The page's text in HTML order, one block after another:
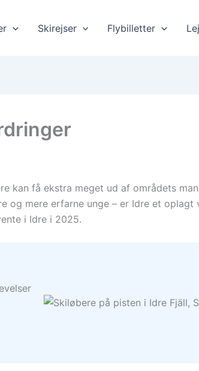
Skirejser Flybilletter
kan få ekstra meget ud af områdets
mere erfarne unge – er Idre et oplagt
i Idre i 2025.